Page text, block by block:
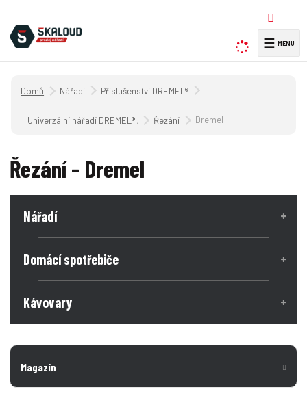
y
☰
Úvodní strana
Nářadí Příslušenství DREMEL®
Univerzální nářadí DREMEL® / DREMEL® Fortiflex
Řezání Dremel
Řezání - Dremel
Nářadí
Domácí spotřebiče
Kávovary
Magazín